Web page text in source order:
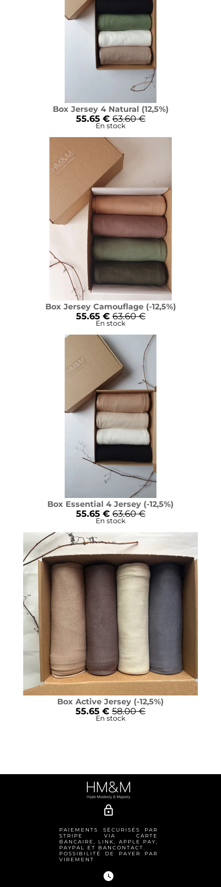
watch_later
lock_outline
PAIEMENTS SÉCURISÉS PAR
STRIPE VIA CARTE
BANCAIRE, LINK, APPLE PAY,
PAYPAL ET BANCONTACT.
POSSIBILITÉ DE PAYER PAR
VIREMENT
Box Jersey 4 Natural (12,5%)
55.65 € 63.60 €
En stock
Box Jersey Camouflage (-12,5%)
55.65 € 63.60 €
En stock
Box Essential 4 Jersey (-12,5%)
55.65 € 63.60 €
En stock
Box Active Jersey (-12,5%)
55.65 € 58.00 €
En stock